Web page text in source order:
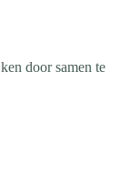
door samen te